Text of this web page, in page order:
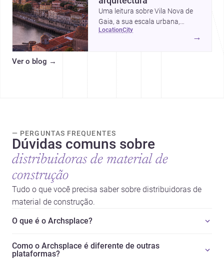
Uma leitura sobre Vila Nova de
Gaia, a sua escala urbana,
património arquitectónico e
location city
→
Ver o blog →
— PERGUNTAS FREQUENTES
Dúvidas comuns sobre
distribuidoras de material de
construção
Tudo o que você precisa saber sobre distribuidoras de
material de construção.
O que é o Archsplace?
Como o Archsplace é diferente de outras
plataformas?